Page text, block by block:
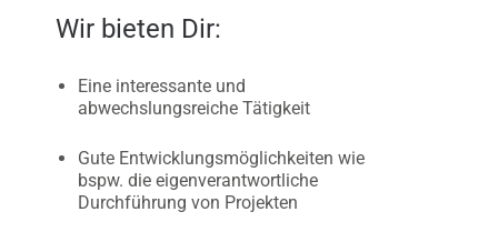
Wir bieten Dir:
Eine interessante und
abwechslungsreiche Tätigkeit
Gute Entwicklungsmöglichkeiten wie
bspw. die eigenverantwortliche
Durchführung von Projekten